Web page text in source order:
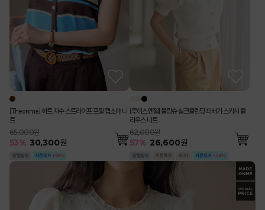
[Theonme] 하트 자수 스트라이프 프릴 캡소매 니
트
65,000원
53% 30,300원
[루이스엔젤] 블랑슈 실크블렌딩 꽈배기 스카시 블
라우스 니트
62,000원
57% 26,600원